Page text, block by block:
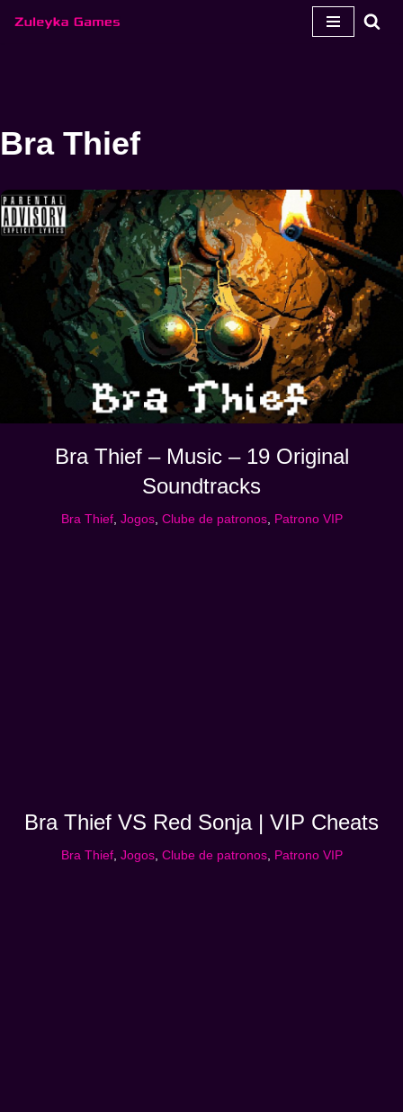
Bra Thief
Bra Thief – Music – 19 Original
Soundtracks
Bra Thief, Jogos, Clube de patronos, Patrono VIP
Bra Thief VS Red Sonja | VIP Cheats
Bra Thief, Jogos, Clube de patronos, Patrono VIP